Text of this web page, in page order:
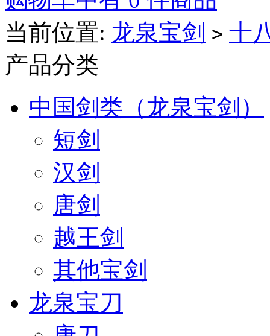
当前位置: 龙泉宝剑 > 十
产品分类
中国剑类（龙泉宝剑）
短剑
汉剑
唐剑
越王剑
其他宝剑
龙泉宝刀